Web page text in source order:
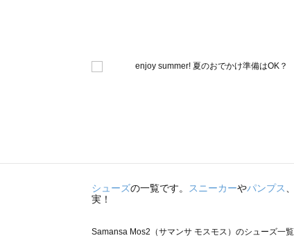
シューズの一覧です。 スニーカーやパンプス、
実！
Samansa Mos2（サマンサ モスモス）のシューズ一覧